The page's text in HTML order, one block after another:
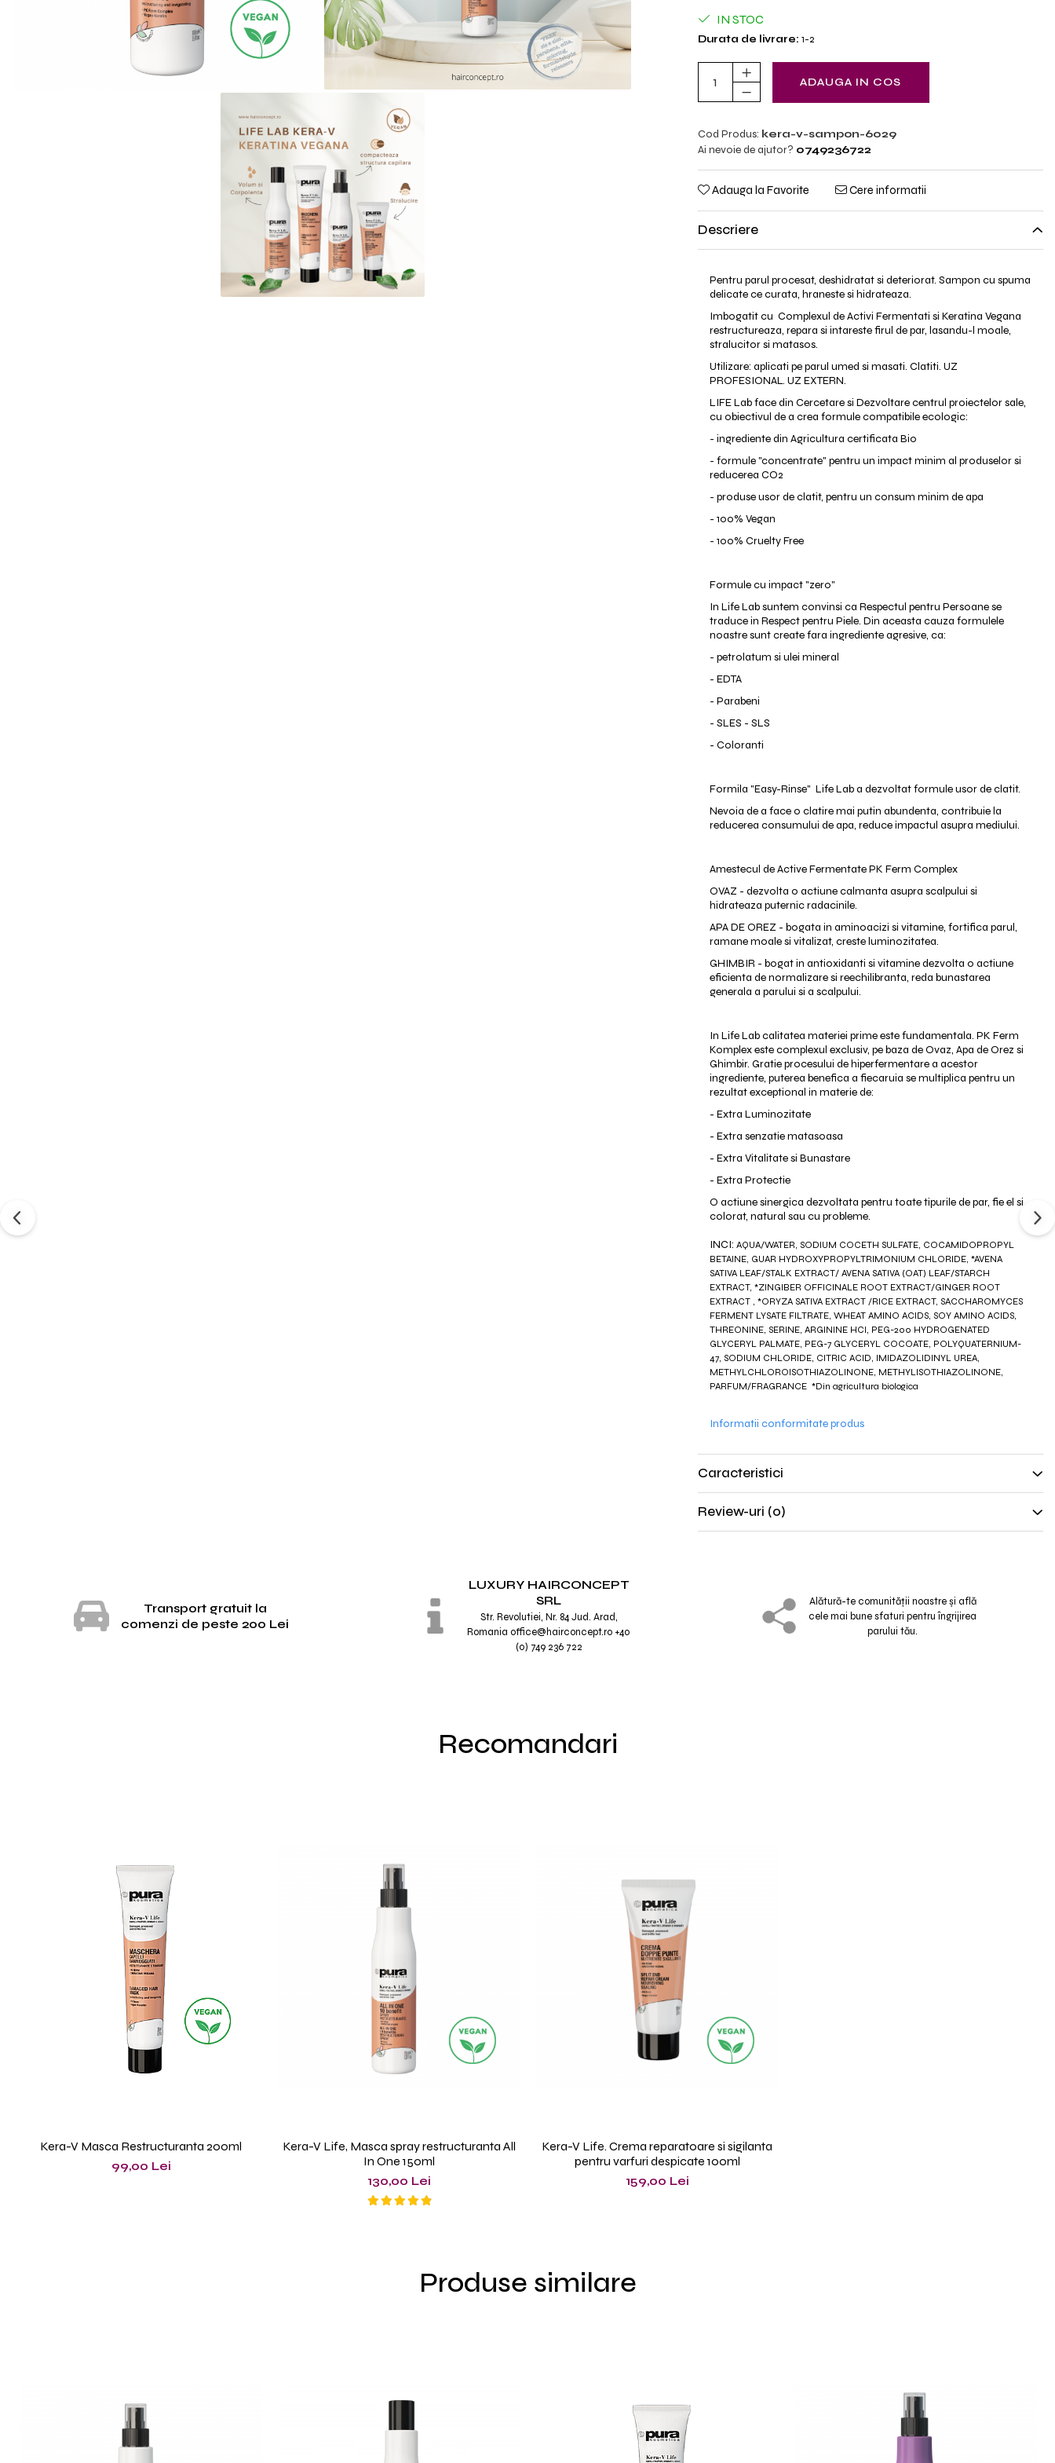
IN STOC
Durata de livrare: 1-2
ADAUGA IN COS
Cod Produs: kera-v-sampon-6029
Ai nevoie de ajutor? 0749236722
Adauga la Favorite Cere informatii
Descriere
Pentru parul procesat, deshidratat si deteriorat. Sampon cu spuma
delicate ce curata, hraneste si hidrateaza.
Imbogatit cu Complexul de Activi Fermentati si Keratina Vegana
restructureaza, repara si intareste firul de par, lasandu-l moale,
stralucitor si matasos.
Utilizare: aplicati pe parul umed si masati. Clatiti. UZ
PROFESIONAL. UZ EXTERN.
LIFE Lab face din Cercetare si Dezvoltare centrul proiectelor sale,
cu obiectivul de a crea formule compatibile ecologic:
- ingrediente din Agricultura certificata Bio
- formule "concentrate" pentru un impact minim al produselor si
reducerea CO2
- produse usor de clatit, pentru un consum minim de apa
- 100% Vegan
- 100% Cruelty Free
Formule cu impact "zero"
In Life Lab suntem convinsi ca Respectul pentru Persoane se
traduce in Respect pentru Piele. Din aceasta cauza formulele
noastre sunt create fara ingrediente agresive, ca:
- petrolatum si ulei mineral
- EDTA
- Parabeni
- SLES - SLS
- Coloranti
Formila "Easy-Rinse" Life Lab a dezvoltat formule usor de clatit.
Nevoia de a face o clatire mai putin abundenta, contribuie la
reducerea consumului de apa, reduce impactul asupra mediului.
Amestecul de Active Fermentate PK Ferm Complex
OVAZ - dezvolta o actiune calmanta asupra scalpului si
hidrateaza puternic radacinile.
APA DE OREZ - bogata in aminoacizi si vitamine, fortifica parul,
ramane moale si vitalizat, creste luminozitatea.
GHIMBIR - bogat in antioxidanti si vitamine dezvolta o actiune
eficienta de normalizare si reechilibranta, reda bunastarea
generala a parului si a scalpului.
In Life Lab calitatea materiei prime este fundamentala. PK Ferm
Komplex este complexul exclusiv, pe baza de Ovaz, Apa de Orez si
Ghimbir. Gratie procesului de hiperfermentare a acestor
ingrediente, puterea benefica a fiecaruia se multiplica pentru un
rezultat exceptional in materie de:
- Extra Luminozitate
- Extra senzatie matasoasa
- Extra Vitalitate si Bunastare
- Extra Protectie
O actiune sinergica dezvoltata pentru toate tipurile de par, fie el si
colorat, natural sau cu probleme.
INCI: AQUA/WATER, SODIUM COCETH SULFATE, COCAMIDOPROPYL
BETAINE, GUAR HYDROXYPROPYLTRIMONIUM CHLORIDE, *AVENA
SATIVA LEAF/STALK EXTRACT/ AVENA SATIVA (OAT) LEAF/STARCH
EXTRACT, *ZINGIBER OFFICINALE ROOT EXTRACT/GINGER ROOT
EXTRACT , *ORYZA SATIVA EXTRACT /RICE EXTRACT, SACCHAROMYCES
FERMENT LYSATE FILTRATE, WHEAT AMINO ACIDS, SOY AMINO ACIDS,
THREONINE, SERINE, ARGININE HCl, PEG-200 HYDROGENATED
GLYCERYL PALMATE, PEG-7 GLYCERYL COCOATE, POLYQUATERNIUM-
47, SODIUM CHLORIDE, CITRIC ACID, IMIDAZOLIDINYL UREA,
METHYLCHLOROISOTHIAZOLINONE, METHYLISOTHIAZOLINONE,
PARFUM/FRAGRANCE *Din agricultura biologica
Informatii conformitate produs
Caracteristici
Review-uri (0)
Transport gratuit la
comenzi de peste 200 Lei
LUXURY HAIRCONCEPT
SRL
Str. Revolutiei, Nr. 84 Jud. Arad,
Romania office@hairconcept.ro +40
(0) 749 236 722
Alătură-te comunităţii noastre și află
cele mai bune sfaturi pentru îngrijirea
parului tău.
Recomandari
Kera-V Masca Restructuranta 200ml
99,00 Lei
Kera-V Life, Masca spray restructuranta All
In One 150ml
130,00 Lei
Kera-V Life. Crema reparatoare si sigilanta
pentru varfuri despicate 100ml
159,00 Lei
Produse similare